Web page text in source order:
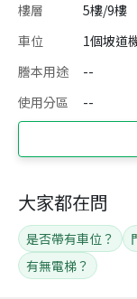
樓層
5樓/9樓
車位
1個坡道
謄本用途
--
使用分區
--
大家都在問
是否帶有車位？
有無電梯？